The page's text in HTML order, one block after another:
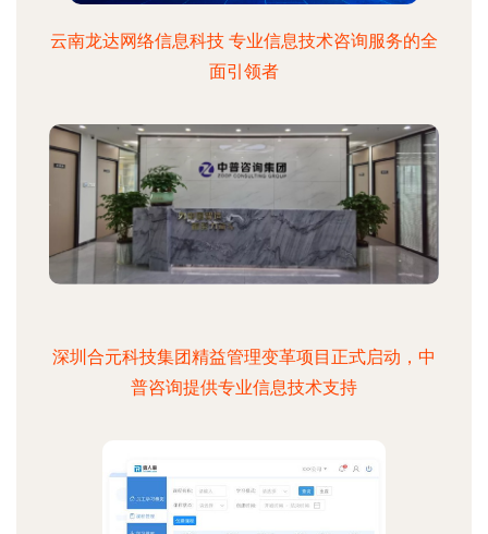
云南龙达网络信息科技 专业信息技术咨询服务的全
面引领者
深圳合元科技集团精益管理变革项目正式启动，中
普咨询提供专业信息技术支持